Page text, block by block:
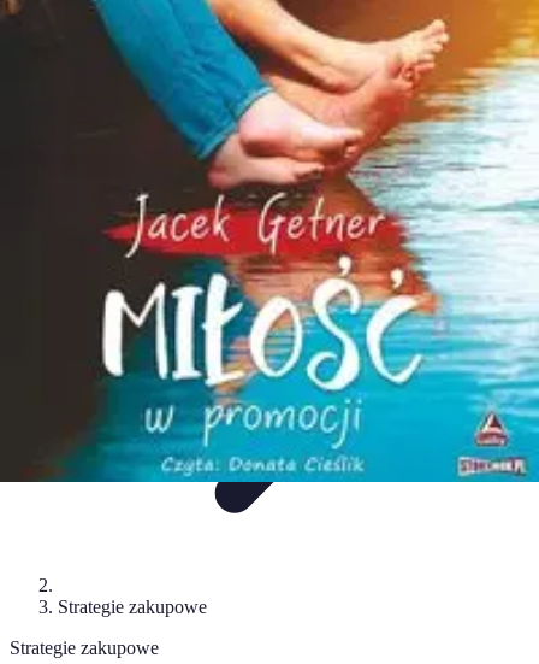
Mega Promocje
Porady zakupowe
TrendyPoradnikiZakupy i promocje
Mega Promocje
Strategie zakupowe
Strategie zakupowe